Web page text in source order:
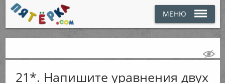
МЕНЮ
21*. Напишите уравнения двух